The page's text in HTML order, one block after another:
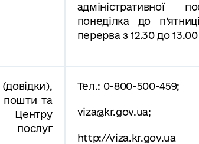
адміністративної
понеділка до
перерва з 12.30 до 13.00
пошти та
послуг
Тел.: 0-800-500-459;
viza@kr.gov.ua;
http://viza.kr.gov.ua